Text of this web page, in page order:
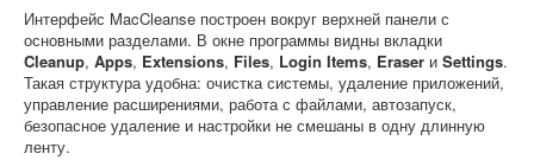
Интерфейс MacCleanse построен вокруг верхней панели с
основными разделами. В окне программы видны вкладки
Cleanup, Apps, Extensions, Files, Login Items, Eraser и Settings.
Такая структура удобна: очистка системы, удаление приложений,
управление расширениями, работа с файлами, автозапуск,
безопасное удаление и настройки не смешаны в одну длинную
ленту.